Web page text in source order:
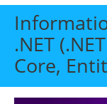
.NET
Core,